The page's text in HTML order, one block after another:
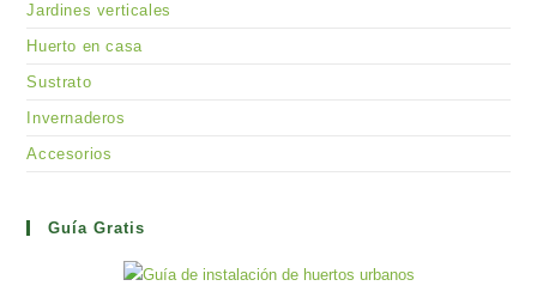
Jardines verticales
Huerto en casa
Sustrato
Invernaderos
Accesorios
Guía Gratis